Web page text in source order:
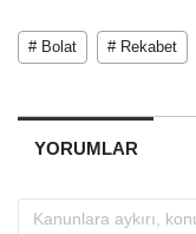
# Bolat # Rekabet
YORUMLAR